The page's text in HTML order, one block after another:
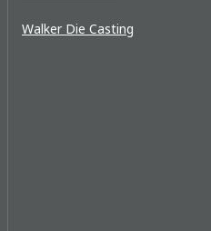
Walker Die Casting